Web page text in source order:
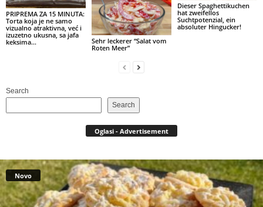
PRIPREMA ZA 15 MINUTA:
Torta koja je ne samo
vizualno atraktivna, već i
izuzetno ukusna, sa jafa
keksima…
Sehr leckerer “Salat vom
Roten Meer”
Dieser Spaghettikuchen
hat zweifellos
Suchtpotenzial, ein
absoluter Hingucker!
Search
Search
Oglasi - Advertisement
Novo